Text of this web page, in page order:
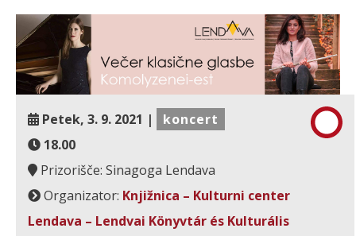
Petek, 3. 9. 2021 |
koncert
18.00
Prizorišče: Sinagoga Lendava
Organizator: Knjižnica – Kulturni center
Lendava – Lendvai Könyvtár és Kulturális